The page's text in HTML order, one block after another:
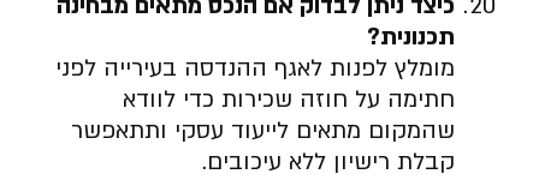
כיצד ניתן לבדוק אם הנכס מתאים מבחינה
תכנונית?
מומלץ לפנות לאגף ההנדסה בעירייה לפני
חתימה על חוזה שכירות כדי לוודא
שהמקום מתאים לייעוד עסקי ותתאפשר
קבלת רישיון ללא עיכובים.